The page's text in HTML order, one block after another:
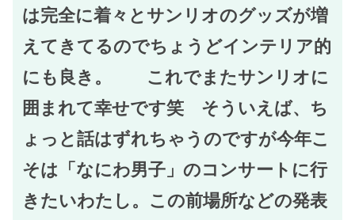
は完全に着々とサンリオのグッズが増
えてきてるのでちょうどインテリア的
にも良き。 これでまたサンリオに
囲まれて幸せです笑 そういえば、ち
ょっと話はずれちゃうのですが今年こ
そは「なにわ男子」のコンサートに行
きたいわたし。この前場所などの発表